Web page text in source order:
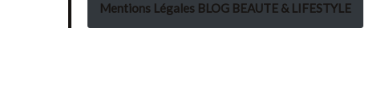
Mentions Légales BLOG BEAUTE & LIFESTYLE